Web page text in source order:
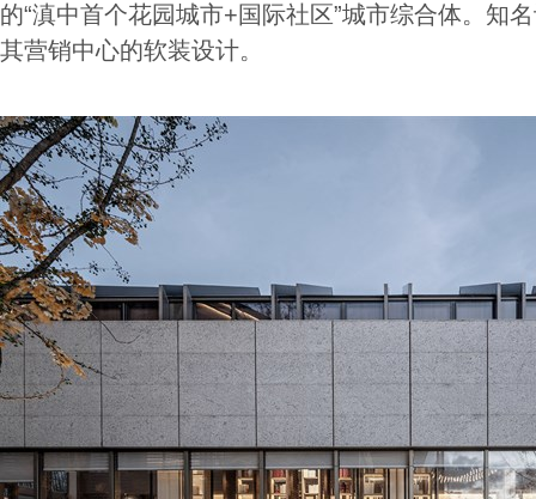
的“滇中首个花园城市+国际社区”城市综合体。知
其营销中心的软装设计。